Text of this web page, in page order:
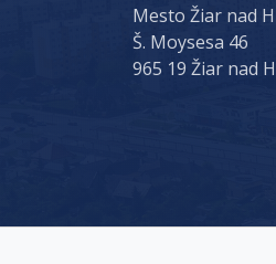
Mesto Žiar nad
Š. Moysesa 46
965 19 Žiar nad